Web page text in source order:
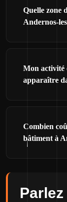
Quelle zone
Andernos-
Mon activité
apparaître
Combien
bâtiment à